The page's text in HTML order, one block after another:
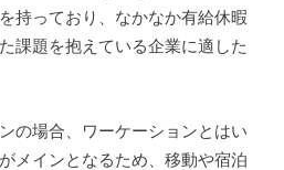
持っており、なかなか有給休暇
課題を抱えている企業に適した
の場合、ワーケーションとはい
メインとなるため、移動や宿泊